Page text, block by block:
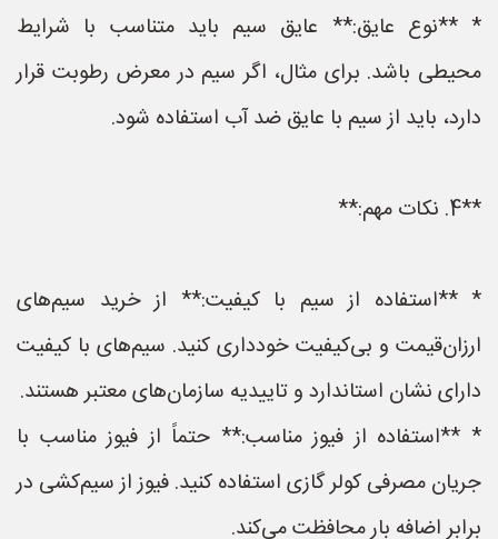
* **نوع عایق:** عایق سیم باید متناسب با شرایط
محیطی باشد. برای مثال، اگر سیم در معرض رطوبت قرار
دارد، باید از سیم با عایق ضد آب استفاده شود.
**4. نکات مهم:**
* **استفاده از سیم با کیفیت:** از خرید سیم‌های
ارزان‌قیمت و بی‌کیفیت خودداری کنید. سیم‌های با کیفیت
دارای نشان استاندارد و تاییدیه سازمان‌های معتبر هستند.
* **استفاده از فیوز مناسب:** حتماً از فیوز مناسب با
جریان مصرفی کولر گازی استفاده کنید. فیوز از سیم‌کشی در
برابر اضافه بار محافظت می‌کند.